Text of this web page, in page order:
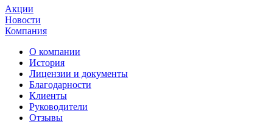
Акции
Новости
Компания
О компании
История
Лицензии и документы
Благодарности
Клиенты
Руководители
Отзывы